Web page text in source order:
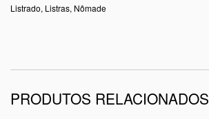
Listrado, Listras, Nômade
PRODUTOS RELACIONADOS